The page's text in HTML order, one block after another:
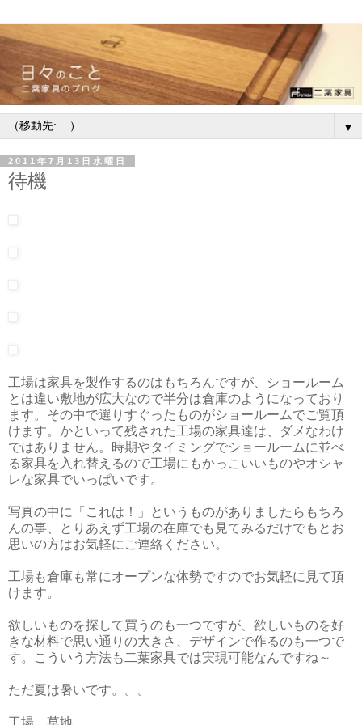
▼
2011年7月13日水曜日
待機
工場は家具を製作するのはもちろんですが、ショールーム
とは違い敷地が広大なので半分は倉庫のようになっており
ます。その中で選りすぐったものがショールームでご覧頂
けます。かといって残された工場の家具達は、ダメなわけ
ではありません。時期やタイミングでショールームに並べ
る家具を入れ替えるので工場にもかっこいいものやオシャ
レな家具でいっぱいです。
写真の中に「これは！」というものがありましたらもちろ
んの事、とりあえず工場の在庫でも見てみるだけでもとお
思いの方はお気軽にご連絡ください。
工場も倉庫も常にオープンな体勢ですのでお気軽に見て頂
けます。
欲しいものを探して買うのも一つですが、欲しいものを好
きな材料で思い通りの大きさ、デザインで作るのも一つで
す。こういう方法も二葉家具では実現可能なんですね～
ただ夏は暑いです。。。